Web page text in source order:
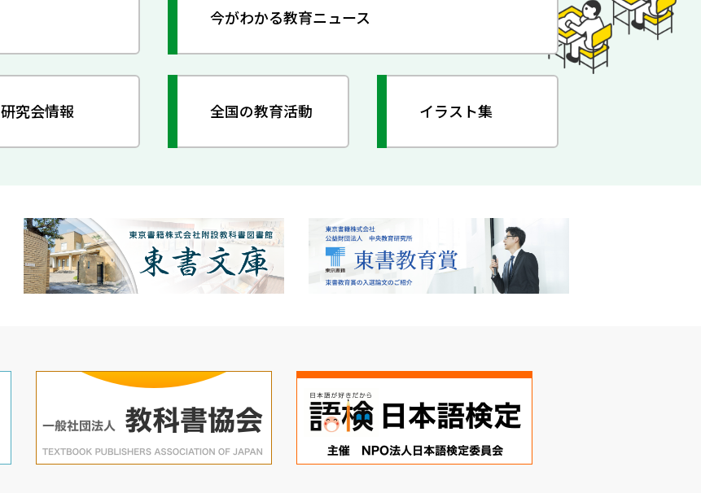
今がわかる教育ニュース
研究会情報 全国の教育活動 イラスト集